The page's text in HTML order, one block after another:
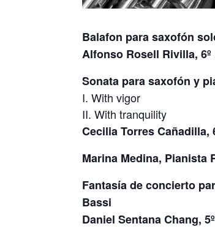
Balafon para saxofón
Alfonso Rosell Rivilla, 6º
Sonata para saxofón y
I. With vigor
II. With tranquility
Cecilia Torres Cañadilla,
Marina Medina, Pianista
Fantasía de concierto
Bassi
Daniel Sentana Chang,